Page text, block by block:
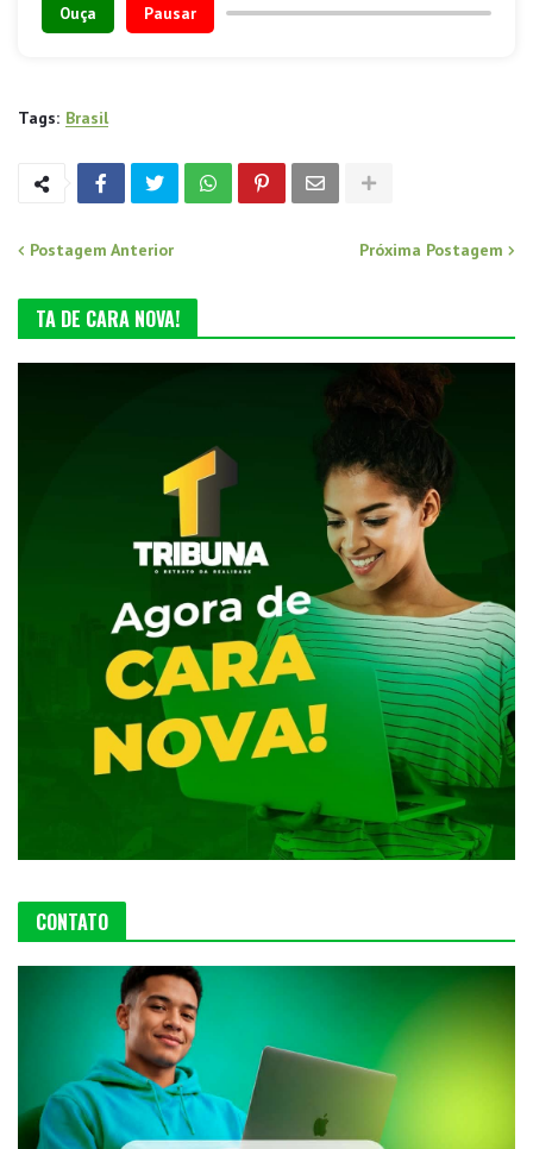
Ouça Pausar
Tags: Brasil
Postagem Anterior Próxima Postagem
TA DE CARA NOVA!
CONTATO